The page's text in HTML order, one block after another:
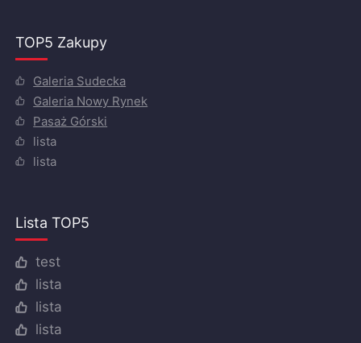
TOP5 Zakupy
Galeria Sudecka
Galeria Nowy Rynek
Pasaż Górski
lista
lista
Lista TOP5
test
lista
lista
lista